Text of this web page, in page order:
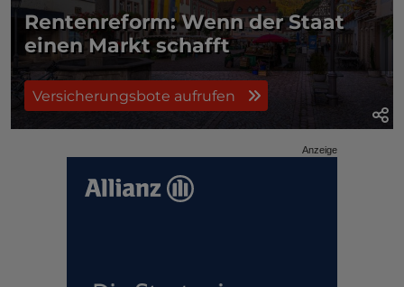
Rentenreform: Wenn der Staat
einen Markt schafft
Versicherungsbote aufrufen
Anzeige